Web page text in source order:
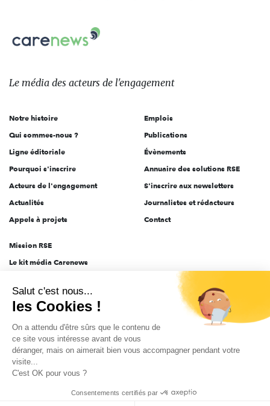
sur:
Carenews,
Le
des
l'engagement
Le média des acteurs de l'engagement
Notre histoire
Qui sommes-nous ?
Ligne éditoriale
Pourquoi s'inscrire
Acteurs de l'engagement
Actualités
Appels à projets
Emplois
Publications
Évènements
Annuaire des solutions RSE
S'inscrire aux newsletters
Journalistes et rédacteurs
Contact
Mission RSE
Le kit média Carenews
AEF info
Novethic
PRODURABLE
Inclusiv Day
Données personnelles Mentions légales 2025-2026 Tout droits réservés
Salut c'est nous...
les Cookies !
On a attendu d'être sûrs que le contenu de
ce site vous intéresse avant de vous
déranger, mais on aimerait bien vous accompagner pendant votre
visite...
C'est OK pour vous ?
Consentements certifiés par